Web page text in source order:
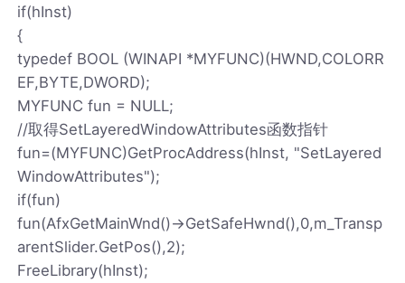
if(hInst)
{
typedef BOOL (WINAPI *MYFUNC)(HWND,COLORR
EF,BYTE,DWORD);
MYFUNC fun = NULL;
//取得SetLayeredWindowAttributes函数指针
fun=(MYFUNC)GetProcAddress(hInst, "SetLayered
WindowAttributes");
if(fun)
fun(AfxGetMainWnd()->GetSafeHwnd(),0,m_Transp
arentSlider.GetPos(),2);
FreeLibrary(hInst);